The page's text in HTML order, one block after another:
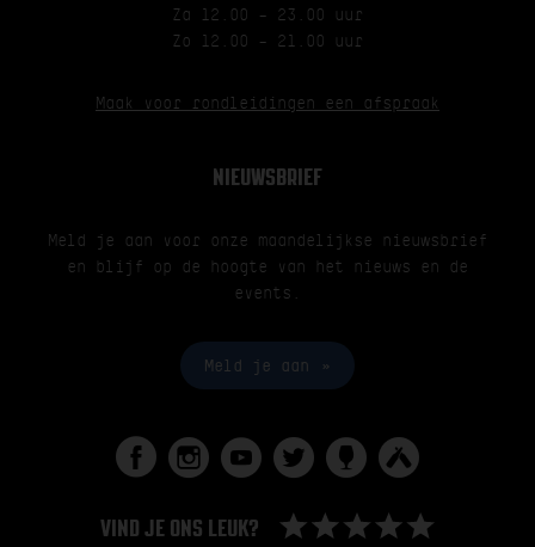
Za 12.00 – 23.00 uur
Zo 12.00 – 21.00 uur
Maak voor rondleidingen een afspraak
NIEUWSBRIEF
Meld je aan voor onze maandelijkse nieuwsbrief
en blijf op de hoogte van het nieuws en de
events.
Meld je aan
VIND JE ONS LEUK?